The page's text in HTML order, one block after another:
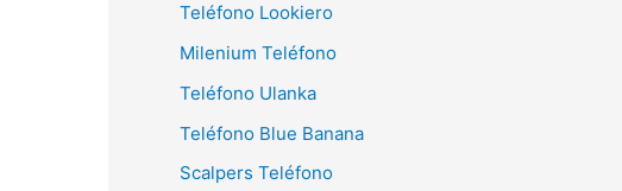
Teléfono Lookiero
Milenium Teléfono
Teléfono Ulanka
Teléfono Blue Banana
Scalpers Teléfono